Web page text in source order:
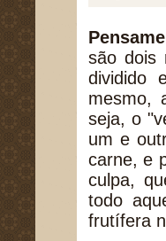
são dois
dividido
mesmo,
seja, o
um e
carne, e
culpa,
todo
frutífera